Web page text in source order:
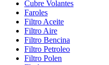
Cubre Volantes
Faroles
Filtro Aceite
Filtro Aire
Filtro Bencina
Filtro Petroleo
Filtro Polen